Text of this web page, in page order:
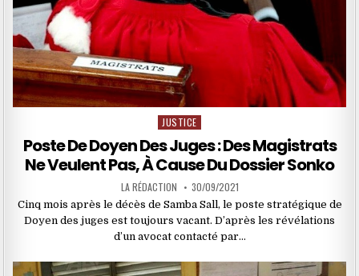
Posted
JUSTICE
Poste De Doyen Des Juges : Des Magistrats
Ne Veulent Pas, À Cause Du Dossier Sonko
LA RÉDACTION 30/09/2021
Cinq mois après le décès de Samba Sall, le poste stratégique de
Doyen des juges est toujours vacant. D’après les révélations
d’un avocat contacté par…